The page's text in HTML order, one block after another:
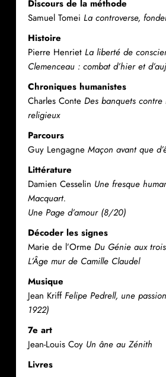
Discours de la méthode
Samuel Tomei La controverse,
Histoire
Pierre Henriet La liberté de
Clemenceau : combat d’hier et
Chroniques humanistes
Charles Conte Des banquets
religieux
Parcours
Guy Lengagne Maçon avant que
Littérature
Damien Cesselin Une fresque
Macquart.
Une Page d’amour (8/20)
Décoder les signes
Marie de l’Orme Du Génie aux
L’Âge mur de Camille Claudel
Musique
Jean KriffFelipe Pedrell, une
1922)
7e art
Jean-Louis Coy Un âne au Zénith
Livres